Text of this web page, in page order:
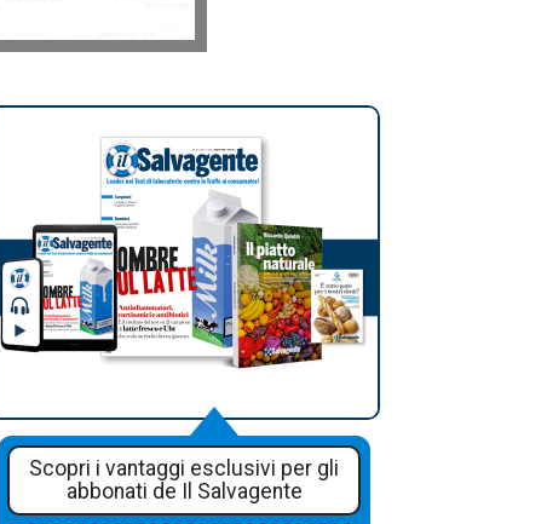
Scopri i vantaggi esclusivi per gli
abbonati de Il Salvagente